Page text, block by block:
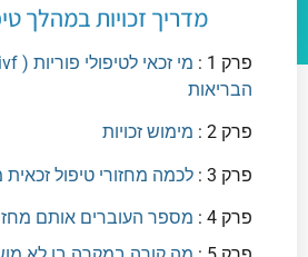
מדריך זכויות במהלך
פרק 1 :
הבריאות
פרק 2 : מימוש זכויות
פרק 3 : לכמה מחזורי טיפול
פרק 4 :
מספר העוברים אותם